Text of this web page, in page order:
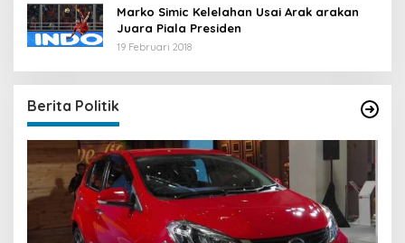
Marko Simic Kelelahan Usai Arak arakan
Juara Piala Presiden
19 Februari 2018
Berita Politik